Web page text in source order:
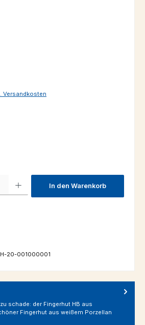
Versandkosten
In den Warenkorb
20-001000001
schade: der Fingerhut HB aus
Fingerhut aus weißem Porzellan